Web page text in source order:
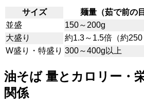
サイズ
麺量（茹で前の目
並盛
150～200g
大盛り
約1.3～1.5倍（約250
W盛り・特盛り 300～400g以上
油そば 量とカロリー・
関係